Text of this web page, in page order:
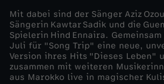
t
a
r
Mit dabei sind der Sänger Aziz
Sängerin Kawtar Sadik und die
Spielerin Hind Ennaira.
Juli für "Song Trip" eine neue,
Version ihres Hits "Dieses Leben"
zusammen mit weiteren
aus Marokko live in magischer